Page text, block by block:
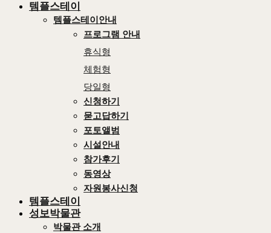
템플스테이
템플스테이안내
프로그램 안내
휴식형
체험형
당일형
신청하기
묻고답하기
포토앨범
시설안내
참가후기
동영상
자원봉사신청
템플스테이
성보박물관
박물관 소개